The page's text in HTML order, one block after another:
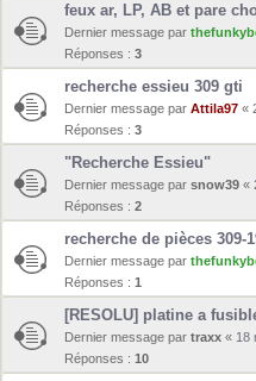
feux ar, LP, AB et pare
Dernier message par
Réponses : 3
recherche essieu 309 gti
Dernier message par Attila97 «
Réponses : 3
"Recherche Essieu"
Dernier message par snow39 «
Réponses : 2
recherche de pièces 309-
Dernier message par
Réponses : 1
[RESOLU] platine a
Dernier message par traxx « 18
Réponses : 10